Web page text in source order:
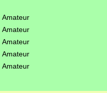
Amateur
Amateur
Amateur
Amateur
Amateur